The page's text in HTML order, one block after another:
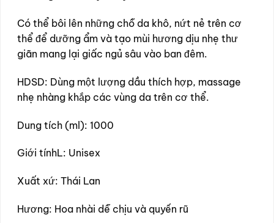
Có thể bôi lên những chỗ da khô, nứt nẻ trên cơ
thể để dưỡng ẩm và tạo mùi hương dịu nhẹ thư
giãn mang lại giấc ngủ sâu vào ban đêm.
HDSD: Dùng một lượng dầu thích hợp, massage
nhẹ nhàng khắp các vùng da trên cơ thể.
Dung tích (ml): 1000
Giới tínhL: Unisex
Xuất xứ: Thái Lan
Hương: Hoa nhài dễ chịu và quyến rũ